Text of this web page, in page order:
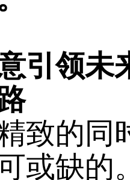
引领未
致的同
或缺的